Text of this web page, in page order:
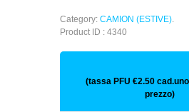
Category: CAMION (ESTIVE)
Product ID : 4340
(tassa PFU €2.50
prezzo)